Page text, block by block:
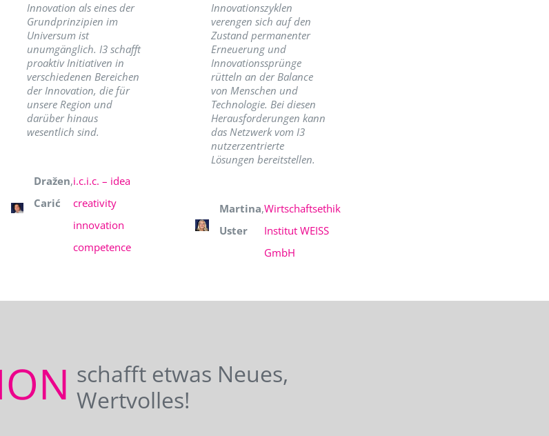
Innovation als eines der
Grundprinzipien im
Universum ist
unumgänglich. I3 schafft
proaktiv Initiativen in
verschiedenen Bereichen
der Innovation, die für
unsere Region und
darüber hinaus
wesentlich sind.
Dražen
Carić
,i.c.i.c. – idea
creativity
innovation
competence
Innovationszyklen
verengen sich auf den
Zustand permanenter
Erneuerung und
Innovationssprünge
rütteln an der Balance
von Menschen und
Technologie. Bei diesen
Herausforderungen kann
das Netzwerk vom I3
nutzerzentrierte
Lösungen bereitstellen.
Martina
Uster
,Wirtschaftsethik
Institut WEISS
GmbH
schafft etwas Neues,
Wertvolles!